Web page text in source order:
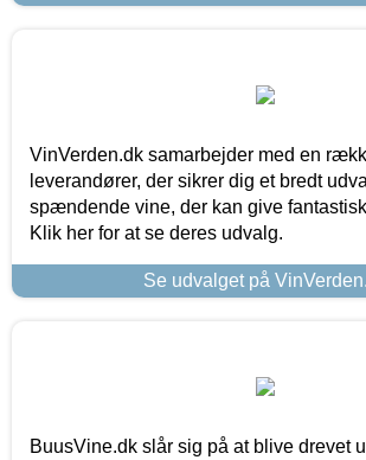
VinVerden.dk samarbejder med en
leverandører, der sikrer dig et bredt
spændende vine, der kan give
Klik her for at se deres udvalg.
Se udvalget på
BuusVine.dk slår sig på at blive drevet